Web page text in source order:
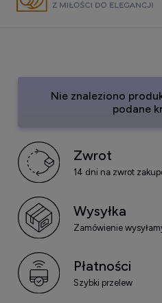
Nie znaleziono
podane
Zwrot
14 dni na zwrot
Wysyłka
Zamówienie
Płatności
Szybki przelew